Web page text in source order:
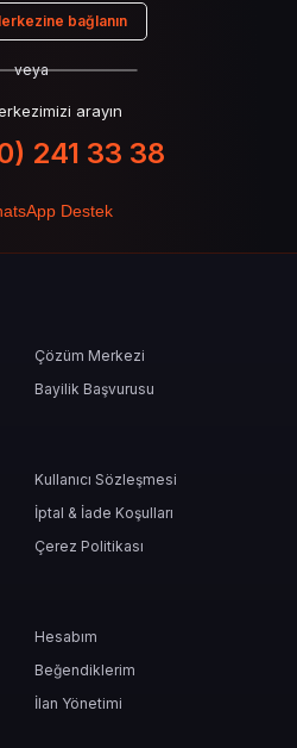
bağlanın
veya
arayın
241 33 38
Destek
Çözüm Merkezi
Bayilik Başvurusu
Kullanıcı Sözleşmesi
İptal & İade Koşulları
Çerez Politikası
Hesabım
Beğendiklerim
İlan Yönetimi